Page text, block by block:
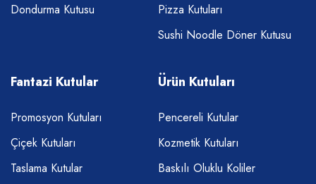
Dondurma Kutusu
Pizza Kutuları
Sushi Noodle Döner Kutusu
Fantazi Kutular
Promosyon Kutuları
Çiçek Kutuları
Taslama Kutular
Ürün Kutuları
Pencereli Kutular
Kozmetik Kutuları
Baskılı Oluklu Koliler